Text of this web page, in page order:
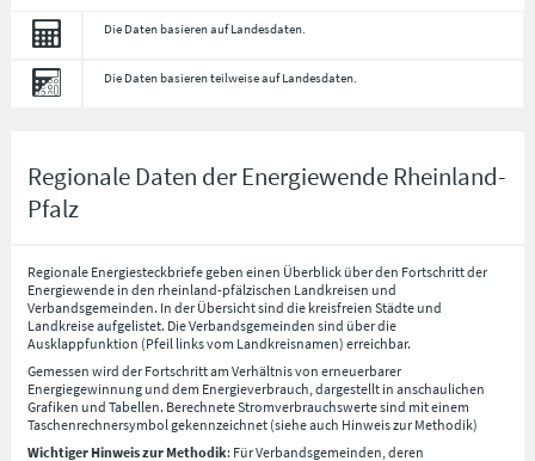
Die Daten basieren auf Landesdaten.
Die Daten basieren teilweise auf Landesdaten.
Regionale Daten der Energiewende Rheinland-
Pfalz
Regionale Energiesteckbriefe geben einen Überblick über den Fortschritt der
Energiewende in den rheinland-pfälzischen Landkreisen und
Verbandsgemeinden. In der Übersicht sind die kreisfreien Städte und
Landkreise aufgelistet. Die Verbandsgemeinden sind über die
Ausklappfunktion (Pfeil links vom Landkreisnamen) erreichbar.
Gemessen wird der Fortschritt am Verhältnis von erneuerbarer
Energiegewinnung und dem Energieverbrauch, dargestellt in anschaulichen
Grafiken und Tabellen. Berechnete Stromverbrauchswerte sind mit einem
Taschenrechnersymbol gekennzeichnet (siehe auch Hinweis zur Methodik)
Wichtiger Hinweis zur Methodik: Für Verbandsgemeinden, deren